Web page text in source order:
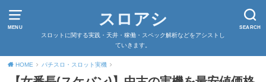
MENU SEARCH
スロアシ
スロットに関する実践・天井・稼働・スペック解析などをアシストし
ていきます。
HOME パチスロ・スロット実機